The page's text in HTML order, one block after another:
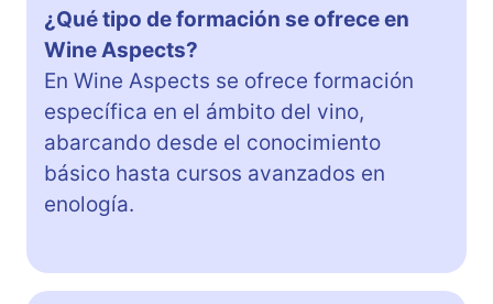
¿Qué tipo de formación se ofrece en
Wine Aspects?
En Wine Aspects se ofrece formación
específica en el ámbito del vino,
abarcando desde el conocimiento
básico hasta cursos avanzados en
enología.